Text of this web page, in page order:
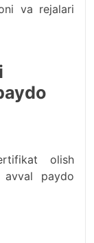
va rejalari
olish
paydo